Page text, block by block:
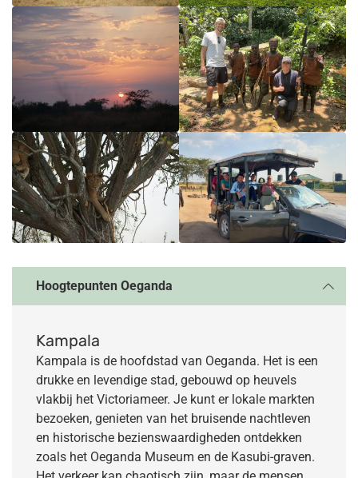
Hoogtepunten Oeganda
Kampala
Kampala is de hoofdstad van Oeganda. Het is een
drukke en levendige stad, gebouwd op heuvels
vlakbij het Victoriameer. Je kunt er lokale markten
bezoeken, genieten van het bruisende nachtleven
en historische bezienswaardigheden ontdekken
zoals het Oeganda Museum en de Kasubi-graven.